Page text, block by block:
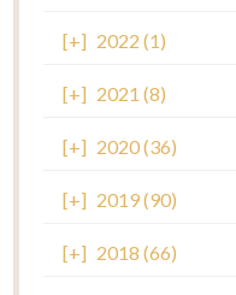
[+] 2022 (1)
[+] 2021 (8)
[+] 2020 (36)
[+] 2019 (90)
[+] 2018 (66)